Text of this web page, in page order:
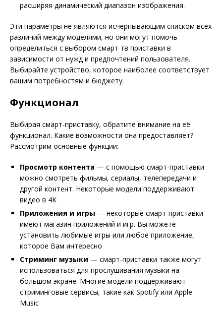
расширяя динамический диапазон изображения.
Эти параметры не являются исчерпывающим списком всех
различий между моделями, но они могут помочь
определиться с выбором смарт тв приставки в
зависимости от нужд и предпочтений пользователя.
Выбирайте устройство, которое наиболее соответствует
вашим потребностям и бюджету.
Функционал
Выбирая смарт-приставку, обратите внимание на её
функционал. Какие возможности она предоставляет?
Рассмотрим основные функции:
Просмотр контента — с помощью смарт-приставки
можно смотреть фильмы, сериалы, телепередачи и
другой контент. Некоторые модели поддерживают
видео в 4K
Приложения и игры — некоторые смарт-приставки
имеют магазин приложений и игр. Вы можете
установить любимые игры или любое приложение,
которое Вам интересно
Стриминг музыки — смарт-приставки также могут
использоваться для прослушивания музыки на
большом экране. Многие модели поддерживают
стриминговые сервисы, такие как Spotify или Apple
Music